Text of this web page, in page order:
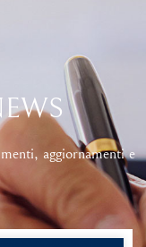
aggiornamenti e